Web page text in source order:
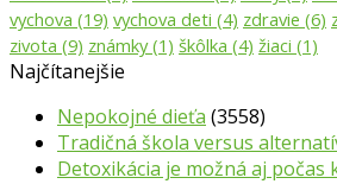
vychova (19) vychova deti (4) zdravie (6)
zivota (9) známky(1) škôlka (4) žiaci (1)
Najčítanejšie
Nepokojné dieťa (3558)
Tradičná škola versus
Detoxikácia je možná aj počas